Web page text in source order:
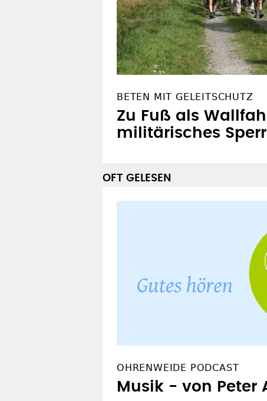
BETEN MIT GELEITSCHUTZ
Zu Fuß als
militärisches
OFT GELESEN
OHRENWEIDE PODCAST
Musik - von Peter